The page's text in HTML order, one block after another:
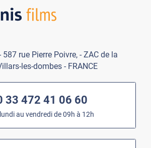
587 rue Pierre Poivre, - ZAC de la
les-dombes - FRANCE
33 472 41 06 60
au vendredi de 09h à 12h